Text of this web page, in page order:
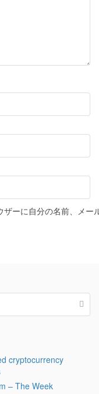
ーに自分の名前、メー
cryptocurrency
– The Week